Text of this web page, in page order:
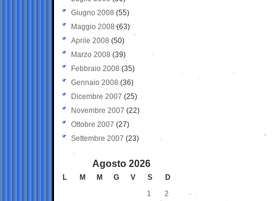
Giugno 2008 (55)
Maggio 2008(63)
Aprile 2008 (50)
Marzo 2008 (39)
Febbraio 2008 (35)
Gennaio 2008 (36)
Dicembre 2007 (25)
Novembre 2007 (22)
Ottobre 2007 (27)
Settembre 2007 (23)
Agosto 2026
L M M G V S
D
1
2